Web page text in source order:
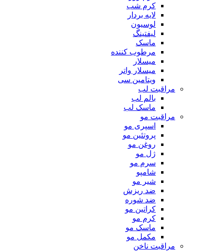
کرم شب
لایه بردار
لوسیون
لیفتینگ
ماسک
مرطوب کننده
میسلار
میسلار واتر
ویتامین سی
مراقبت لب
بالم لب
ماسک لب
مراقبت مو
اسپری مو
پروتئین مو
روغن مو
ژل مو
سرم مو
شامپو
شیر مو
ضد ریزش
ضد شوره
کراتین مو
کرم مو
ماسک مو
مکمل مو
مراقبت ناخن